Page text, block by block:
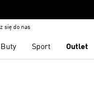
się do nas
Buty Sport Outlet